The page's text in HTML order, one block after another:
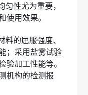
性尤为重要，
使用效果。
的屈服强度、
；采用盐雾试验
验加工性能等。
机构的检测报